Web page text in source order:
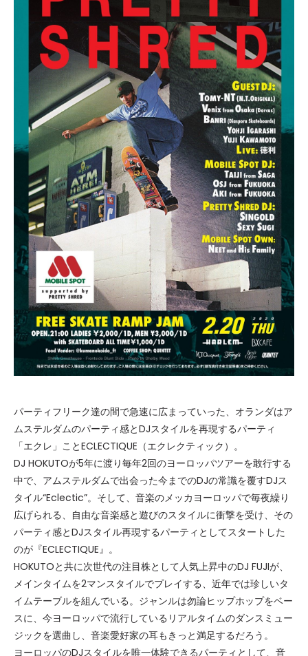
パーティフリーク達の間で急速に広まっていった、オランダはア
ムステルダムのパーティ感とDJスタイルを再現するパーティ
「エクレ」ことECLECTIQUE（エクレクティック）。
DJ HOKUTOが5年に渡り毎年2回のヨーロッパツアーを敢行する
中で、アムステルダムで出会った今までのDJの常識を覆すDJス
タイル“Eclectic”。そして、音楽のメッカヨーロッパで毎夜繰り
広げられる、自由な音楽感と遊びのスタイルに衝撃を受け、その
パーティ感とDJスタイル再現するパーティとしてスタートした
のが『ECLECTIQUE』。
HOKUTOと共に次世代の注目株として人気上昇中のDJ FUJIが、
メインタイムを2マンスタイルでプレイする、近年では珍しいタ
イムテーブルを組んでいる。ジャンルは勿論ヒップホップをベー
スに、今ヨーロッパで流行しているリアルタイムのダンスミュー
ジックを選曲し、音楽愛好家の耳もきっと満足するだろう。
ヨーロッパのDJスタイルを唯一体験できるパーティとして、音